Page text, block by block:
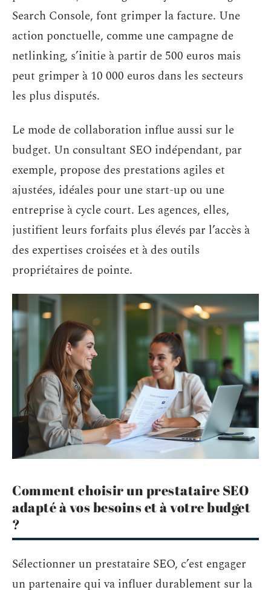
Search Console, font grimper la facture. Une
action ponctuelle, comme une campagne de
netlinking, s’initie à partir de 500 euros mais
peut grimper à 10 000 euros dans les secteurs
les plus disputés.
Le mode de collaboration influe aussi sur le
budget. Un consultant SEO indépendant, par
exemple, propose des prestations agiles et
ajustées, idéales pour une start-up ou une
entreprise à cycle court. Les agences, elles,
justifient leurs forfaits plus élevés par l’accès à
des expertises croisées et à des outils
propriétaires de pointe.
Comment choisir un prestataire SEO
adapté à vos besoins et à votre budget
?
Sélectionner un prestataire SEO, c’est engager
un partenaire qui va influer durablement sur la